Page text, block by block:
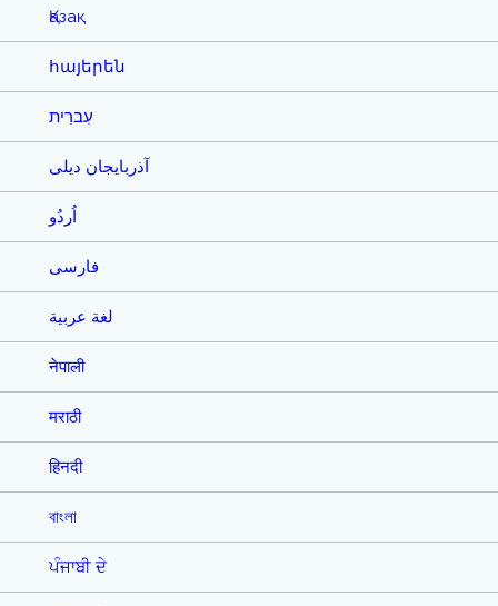
Қазақ
հայերեն
עִברִית
آذربایجان دیلی
اُردُو
فارسی
لغة عربية
नेपाली
मराठी
हिनदी
বাংলা
ਪੰਜਾਬੀ ਦੇ